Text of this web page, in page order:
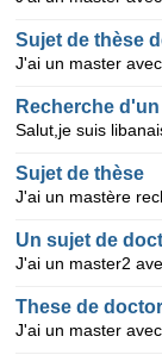
Recherche
Sujet de thèse
Un sujet de
These de